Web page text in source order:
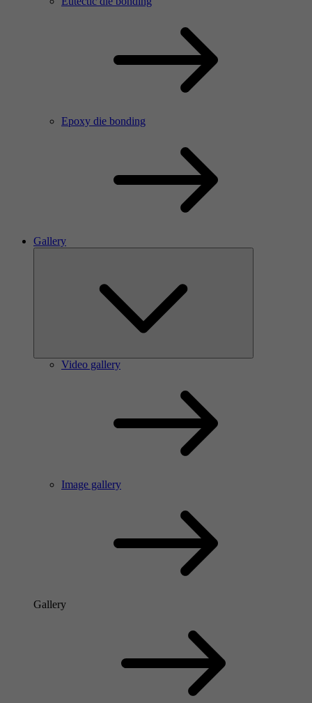
Epoxy die bonding
Gallery
Video gallery
Image gallery
Gallery